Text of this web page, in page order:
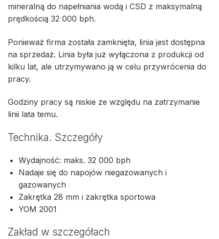
mineralną do napełniania wodą i CSD z maksymalną
prędkością 32 000 bph.
Ponieważ firma została zamknięta, linia jest dostępna
na sprzedaż. Linia była już wyłączona z produkcji od
kilku lat, ale utrzymywano ją w celu przywrócenia do
pracy.
Godziny pracy są niskie ze względu na zatrzymanie
linii lata temu.
Technika. Szczegóły
Wydajność: maks. 32 000 bph
Nadaje się do napojów niegazowanych i
gazowanych
Zakrętka 28 mm i zakrętka sportowa
YOM 2001
Zakład w szczegółach